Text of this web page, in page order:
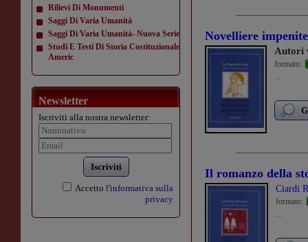
Rilievi Di Monumenti
Saggi Di Varia Umanità
Saggi Di Varia Umanità- Nuova Serie
Studi E Testi Di Storia Costituzionale
Americ
Newsletter
Iscriviti alla nostra newsletter:
Iscriviti
Accetto l'informativa sulla
privacy
Novelliere
Autori
formato:
...
Il romanzo della
Ciardi
formato:
...